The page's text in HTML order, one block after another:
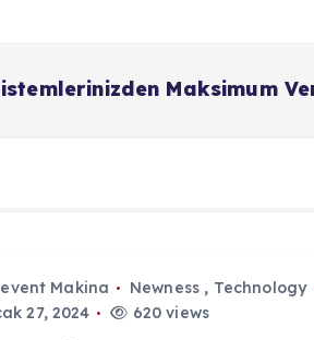
Maksimum
Makina Newness , Technology
27, 2024
620 views